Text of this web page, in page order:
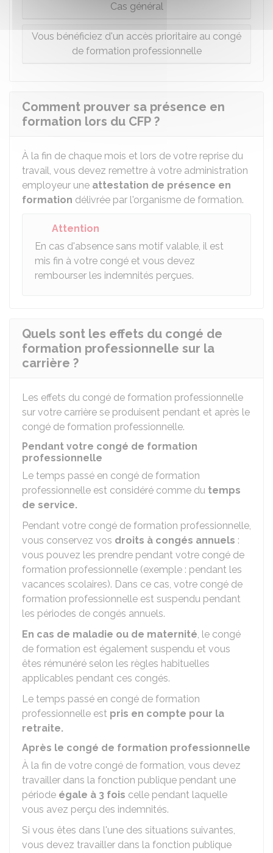
Cas général
Vous bénéficiez d'un accès prioritaire au congé
de formation professionnelle
Comment prouver sa présence en
formation lors du CFP ?
À la fin de chaque mois et lors de votre reprise du
travail, vous devez remettre à votre administration
employeur une attestation de présence en
formation délivrée par l'organisme de formation.
Attention
En cas d'absence sans motif valable, il est
mis fin à votre congé et vous devez
rembourser les indemnités perçues.
Quels sont les effets du congé de
formation professionnelle sur la
carrière ?
Les effets du congé de formation professionnelle
sur votre carrière se produisent pendant et après le
congé de formation professionnelle.
Pendant votre congé de formation
professionnelle
Le temps passé en congé de formation
professionnelle est considéré comme du temps
de service.
Pendant votre congé de formation professionnelle,
vous conservez vos droits à congés annuels :
vous pouvez les prendre pendant votre congé de
formation professionnelle (exemple : pendant les
vacances scolaires). Dans ce cas, votre congé de
formation professionnelle est suspendu pendant
les périodes de congés annuels.
En cas de maladie ou de maternité, le congé
de formation est également suspendu et vous
êtes rémunéré selon les règles habituelles
applicables pendant ces congés.
Le temps passé en congé de formation
professionnelle est pris en compte pour la
retraite.
Après le congé de formation professionnelle
À la fin de votre congé de formation, vous devez
travailler dans la fonction publique pendant une
période égale à 3 fois celle pendant laquelle
vous avez perçu des indemnités.
Si vous êtes dans l'une des situations suivantes,
vous devez travailler dans la fonction publique